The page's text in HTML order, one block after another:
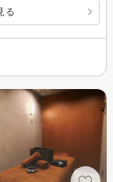
る